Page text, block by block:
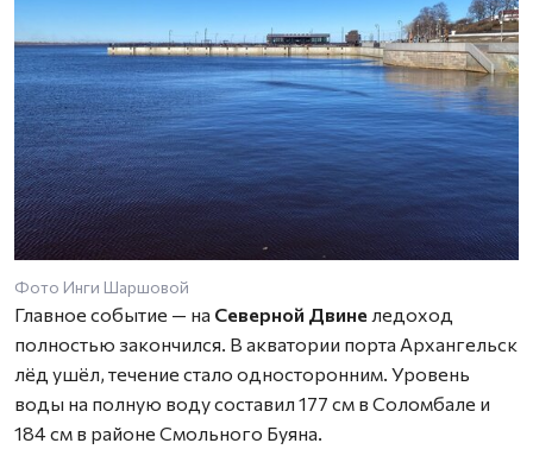
Фото Инги Шаршовой
Главное событие — на Северной Двине ледоход
полностью закончился. В акватории порта Архангельск
лёд ушёл, течение стало односторонним. Уровень
воды на полную воду составил 177 см в Соломбале и
184 см в районе Смольного Буяна.